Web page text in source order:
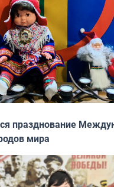
празднование
мира